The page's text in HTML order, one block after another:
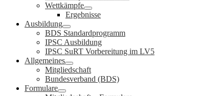
Wettkämpfe
Ergebnisse
Ausbildung
BDS Standardprogramm
IPSC Ausbildung
IPSC SuRT Vorbereitung im LV5
Allgemeines
Mitgliedschaft
Bundesverband (BDS)
Formulare